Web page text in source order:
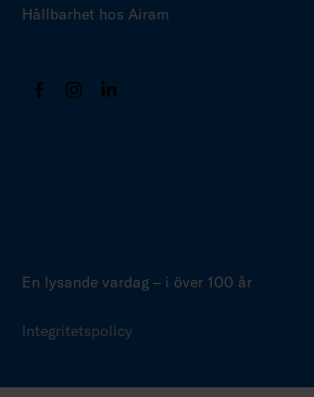
Hållbarhet hos Airam
En lysande vardag – i över 100 år
Integritetspolicy